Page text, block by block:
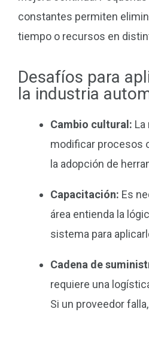
constantes permiten
tiempo o recursos en
Desafíos para
la industria
Cambio cultural:
modificar procesos
la adopción de
Capacitación: Es
área entienda la
sistema para
Cadena de
requiere una
Si un proveedor